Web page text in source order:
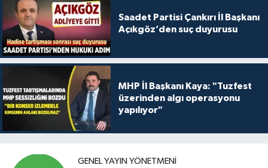
Saadet Partisi Çankırı İl Başkanı
Açıkgöz’den suç duyurusu
MHP İl Başkanı Kaya: "Tuzfest
üzerinden algı operasyonu
yapılıyor"
GENEL YAYIN YÖNETMENI